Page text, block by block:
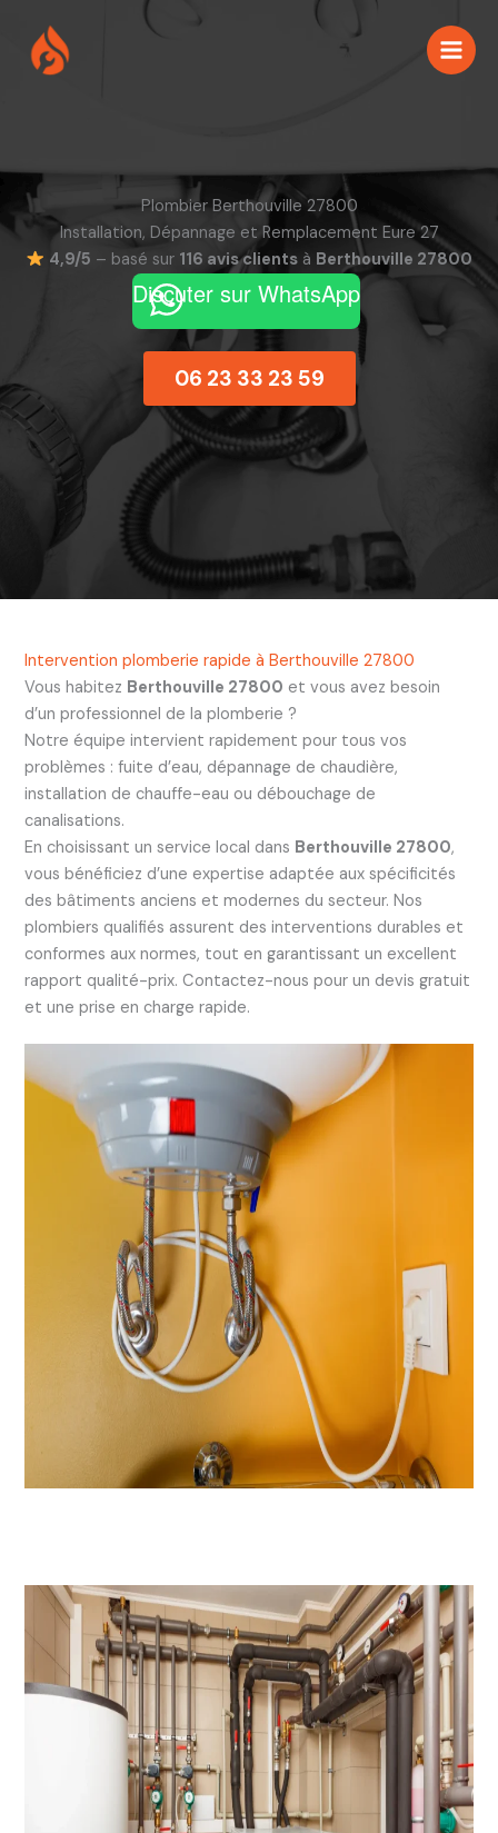
contenu
Plombier Berthouville 27800
Installation, Dépannage et Remplacement Eure 27
4,9/5 – basé sur 116 avis clientsà Berthouville 27800
Discuter sur WhatsApp
06 23 33 23 59
Intervention plomberie rapide à Berthouville 27800
Vous habitez Berthouville 27800 et vous avez besoin
d’un professionnel de la plomberie ?
Notre équipe intervient rapidement pour tous vos
problèmes : fuite d’eau, dépannage de chaudière,
installation de chauffe-eau ou débouchage de
canalisations.
En choisissant un service local dans Berthouville 27800,
vous bénéficiez d’une expertise adaptée aux spécificités
des bâtiments anciens et modernes du secteur. Nos
plombiers qualifiés assurent des interventions durables et
conformes aux normes, tout en garantissant un excellent
rapport qualité-prix. Contactez-nous pour un devis gratuit
et une prise en charge rapide.